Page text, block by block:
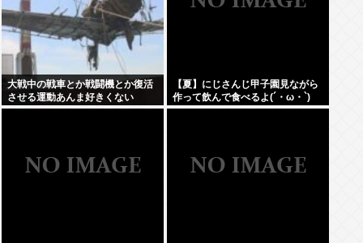
大戦中の戦車とか戦闘機とか復活
させる運動あんま好きくない
【夏】にじさんじ甲子園見ながら
作って飲んで食べるよ(´・ω・`)